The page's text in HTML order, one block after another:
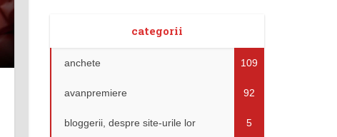
categorii
anchete 109
avanpremiere 92
bloggerii, despre site-urile lor 5